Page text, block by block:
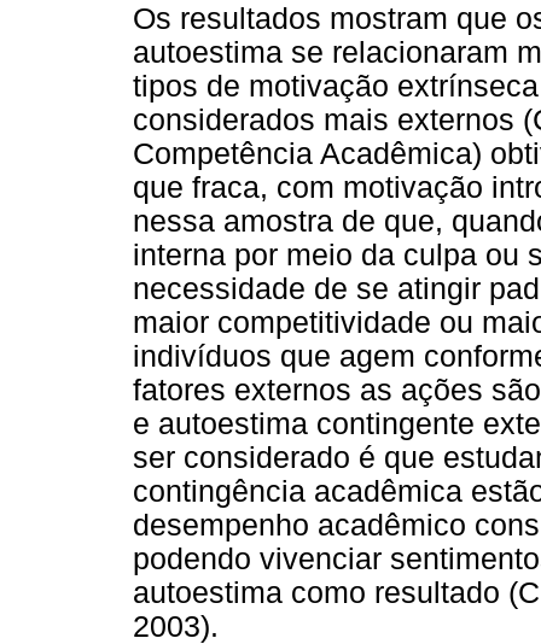
Os resultados mostram que
autoestima se relacionaram
tipos de motivação
considerados mais externos
Competência Acadêmica)
que fraca, com motivação
nessa amostra de que,
interna por meio da culpa ou
necessidade de se atingir
maior competitividade ou
indivíduos que agem
fatores externos as ações
e autoestima contingente
ser considerado é que
contingência acadêmica
desempenho acadêmico
podendo vivenciar
autoestima como resultado
2003).